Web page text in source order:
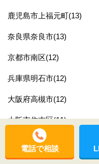
鹿児島市上福元町(13)
奈良県奈良市(13)
京都市南区(12)
兵庫県明石市(12)
大阪府高槻市(12)
大阪市住吉区(11)
中野区(11)
兵庫県神戸市中央区(10)
電話で相談